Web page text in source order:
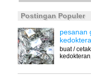
Postingan Populer
pesanan
buat /